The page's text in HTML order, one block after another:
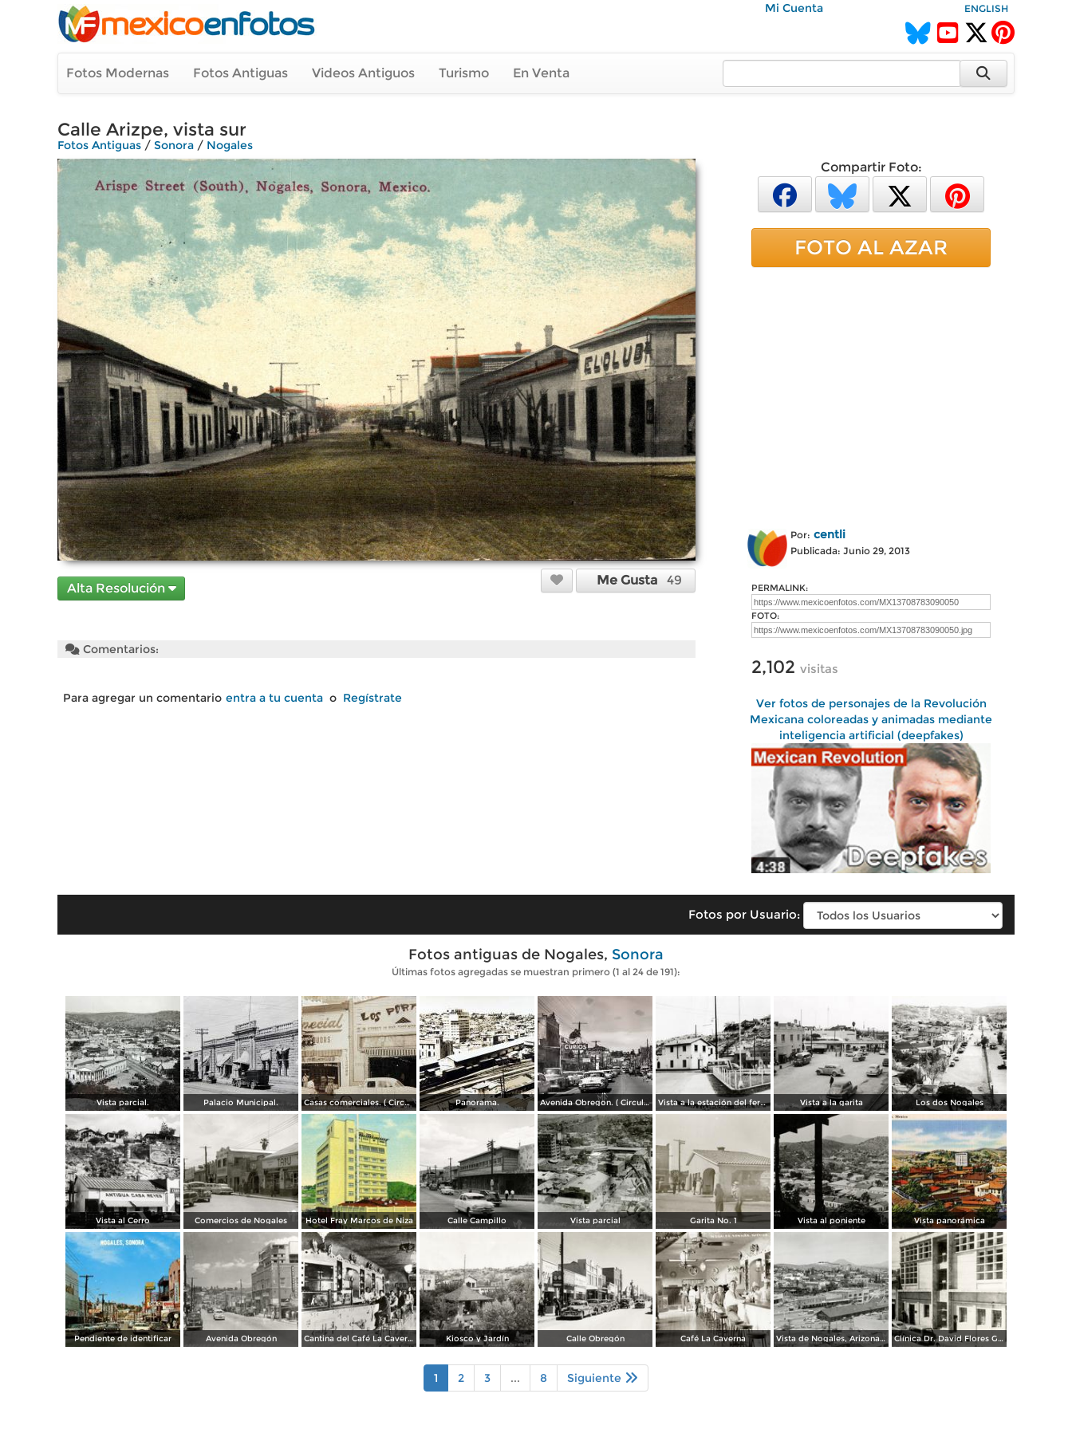
Mi Cuenta ENGLISH
Fotos Modernas Fotos Antiguas Videos Antiguos Turismo En Venta
Calle Arizpe, vista sur
Fotos Antiguas / Sonora / Nogales
Alta Resolución
Me Gusta 49
Comentarios:
Para agregar un comentario entra a tu cuenta o Regístrate
Compartir Foto:
FOTO AL AZAR
Por: centli
Publicada: Junio 29, 2013
PERMALINK:
FOTO:
2,102 visitas
Ver fotos de personajes de la Revolución
Mexicana coloreadas y animadas mediante
inteligencia artificial (deepfakes)
Fotos por Usuario:
Fotos antiguas de Nogales, Sonora
Últimas fotos agregadas se muestran primero (1 al 24 de 191):
Vista parcial. Palacio Municipal. Casas comerciales. ( Circulada el 11 de Enero de 1957 ). Panorama. Avenida Obregon. ( Circulada el 27 de Junio de 1958 ). Vista a la estación del ferrocarril Vista a la garita Los dos Nogales
Vista al Cerro Comercios de Nogales Hotel Fray Marcos de Niza Calle Campillo Vista parcial Garita No. 1 Vista al poniente Vista panorámica
Pendiente de identificar Avenida Obregón Cantina del Café La Caverna Kiosco y Jardín Calle Obregón Café La Caverna Vista de Nogales, Arizona, desde Nogales, Sonora Clínica Dr. David Flores Guerra
1 2 3 ... 8 Siguiente